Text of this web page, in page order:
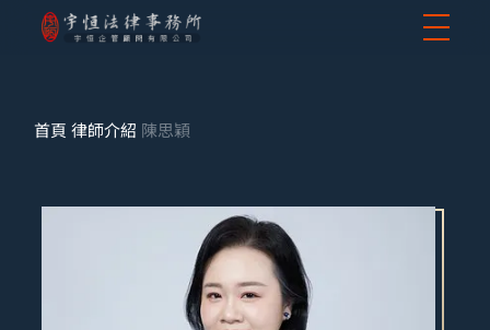
首頁 律師介紹 陳思穎